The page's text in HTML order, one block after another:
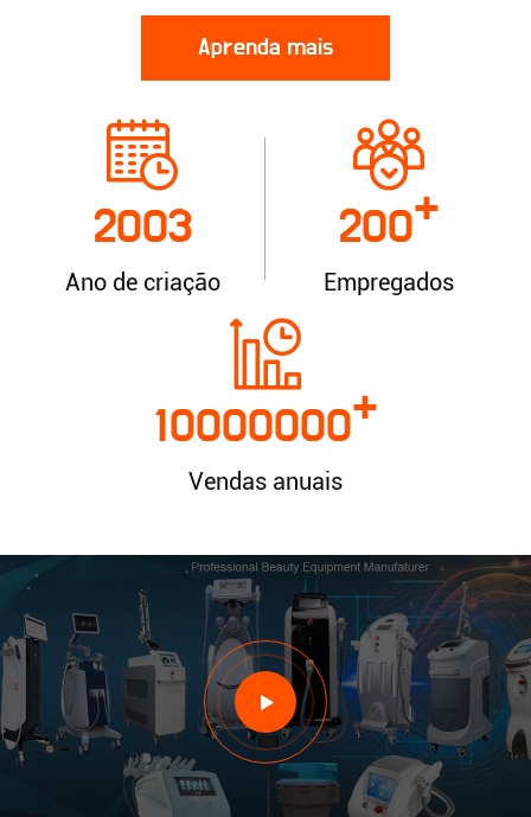
Aprenda mais
2003
Ano de criação
200+
Empregados
10000000+
Vendas anuais